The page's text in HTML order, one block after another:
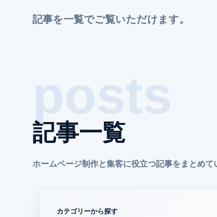
記事を一覧でご覧いただけます。
記事一覧
ホームページ制作と集客に役立つ記事をまとめて
カテゴリーから探す